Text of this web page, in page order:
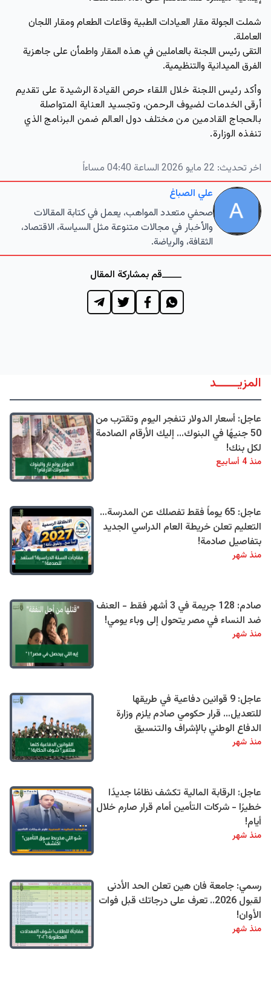
شملت الجولة مقار العيادات الطبية وقاعات الطعام ومقار اللجان
العاملة.
التقى رئيس اللجنة بالعاملين في هذه المقار واطمأن على جاهزية
الفرق الميدانية والتنظيمية.
وأكد رئيس اللجنة خلال اللقاء حرص القيادة الرشيدة على تقديم
أرقى الخدمات لضيوف الرحمن، وتجسيد العناية المتواصلة
بالحجاج القادمين من مختلف دول العالم ضمن البرنامج الذي
تنفذه الوزارة.
اخر تحديث: 22 مايو 2026 الساعة 04:40 مساءاً
علي الصباغ
صحفي متعدد المواهب، يعمل في كتابة المقالات
والأخبار في مجالات متنوعة مثل السياسة، الاقتصاد،
الثقافة، والرياضة.
قم بمشاركة المقال
المزيــــــد
عاجل: أسعار الدولار تنفجر اليوم وتقترب من
50 جنيهًا في البنوك... إليك الأرقام الصادمة
لكل بنك!
منذ 4 أسابيع
عاجل: 65 يوماً فقط تفصلك عن المدرسة...
التعليم تعلن خريطة العام الدراسي الجديد
بتفاصيل صادمة!
منذ شهر
صادم: 128 جريمة في 3 أشهر فقط - العنف
ضد النساء في مصر يتحول إلى وباء يومي!
منذ شهر
عاجل: 9 قوانين دفاعية في طريقها
للتعديل… قرار حكومي صادم يلزم وزارة
الدفاع الوطني بالإشراف والتنسيق
منذ شهر
عاجل: الرقابة المالية تكشف نظامًا جديدًا
خطيرًا - شركات التأمين أمام قرار صارم خلال
أيام!
منذ شهر
رسمي: جامعة فان هين تعلن الحد الأدنى
لقبول 2026.. تعرف على درجاتك قبل فوات
الأوان!
منذ شهر